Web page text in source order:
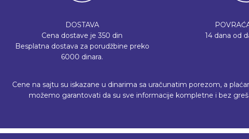
DOSTAVA
Cena dostave je 350 din
Besplatna dostava za porudžbine preko
6000 dinara.
14 dana od
Cene na sajtu su iskazane u dinarima sa uračunatim porezom, a
možemo garantovati da su sve informacije kompletne i bez